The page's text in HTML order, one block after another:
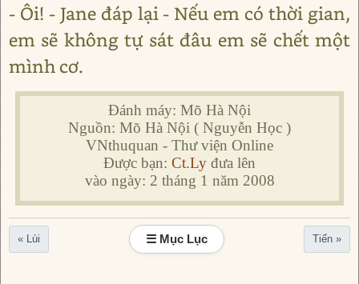
- Ôi! - Jane đáp lại - Nếu em có thời gian,
em sẽ không tự sát đâu em sẽ chết một
mình cơ.
Đánh máy: Mõ Hà Nội
Nguồn: Mõ Hà Nội ( Nguyễn Học )
VNthuquan - Thư viện Online
Được bạn: Ct.Ly đưa lên
vào ngày: 2 tháng 1 năm 2008
« Lùi ☰ Mục Lục Tiến »